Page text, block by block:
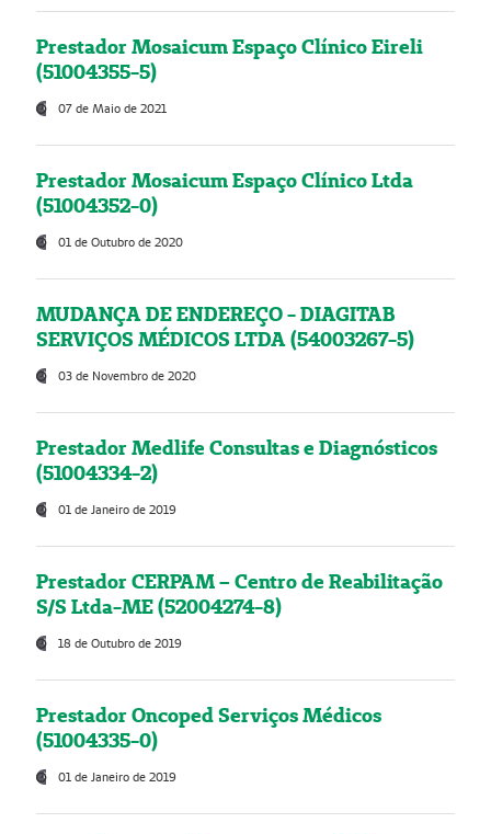
Prestador Mosaicum Espaço Clínico Eireli
(51004355-5)
07 de Maio de 2021
Prestador Mosaicum Espaço Clínico Ltda
(51004352-0)
01 de Outubro de 2020
MUDANÇA DE ENDEREÇO - DIAGITAB
SERVIÇOS MÉDICOS LTDA (54003267-5)
03 de Novembro de 2020
Prestador Medlife Consultas e Diagnósticos
(51004334-2)
01 de Janeiro de 2019
Prestador CERPAM – Centro de Reabilitação
S/S Ltda-ME (52004274-8)
18 de Outubro de 2019
Prestador Oncoped Serviços Médicos
(51004335-0)
01 de Janeiro de 2019